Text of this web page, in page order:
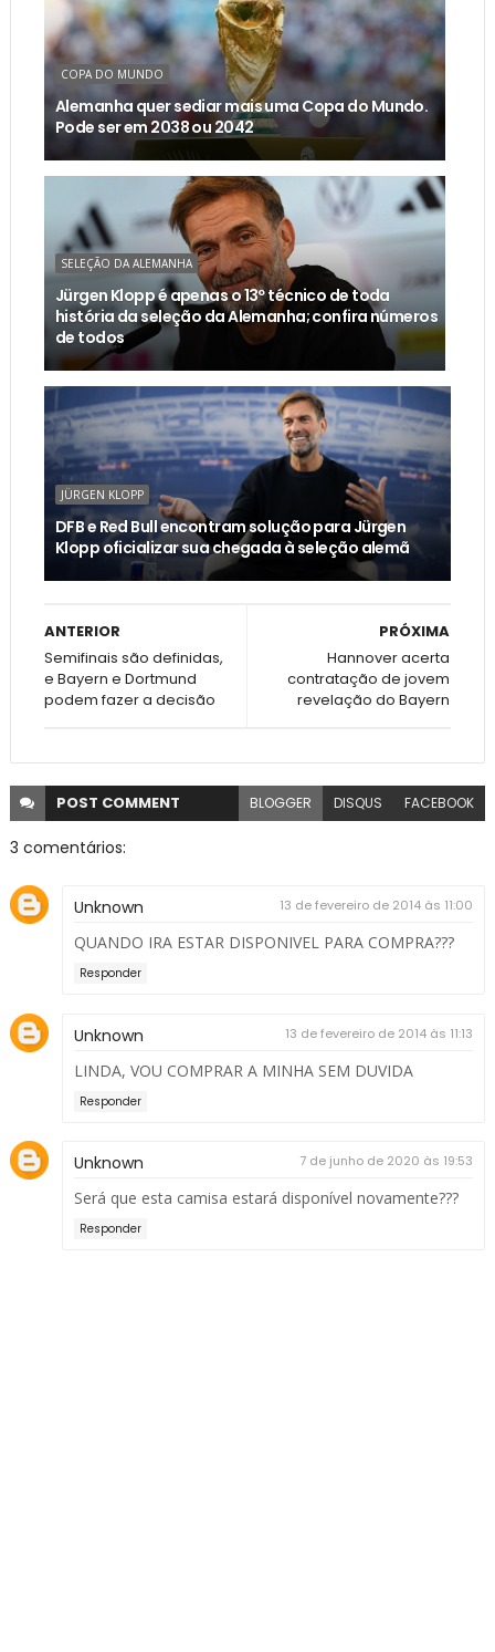
COPA DO MUNDO
Alemanha quer sediar mais uma Copa do Mundo.
Pode ser em 2038 ou 2042
SELEÇÃO DA ALEMANHA
Jürgen Klopp é apenas o 13º técnico de toda
história da seleção da Alemanha; confira números
de todos
JÜRGEN KLOPP
DFB e Red Bull encontram solução para Jürgen
Klopp oficializar sua chegada à seleção alemã
PRÓXIMA
Hannover acerta
contratação de jovem
revelação do Bayern
ANTERIOR
Semifinais são definidas,
e Bayern e Dortmund
podem fazer a decisão
POST COMMENT BLOGGER DISQUS FACEBOOK
3 comentários:
Unknown 13 de fevereiro de 2014 às 11:00
QUANDO IRA ESTAR DISPONIVEL PARA COMPRA???
Responder
Unknown 13 de fevereiro de 2014 às 11:13
LINDA, VOU COMPRAR A MINHA SEM DUVIDA
Responder
Unknown 7 de junho de 2020 às 19:53
Será que esta camisa estará disponível novamente???
Responder